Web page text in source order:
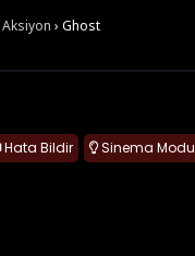
Aksiyon › Ghost
Hata Bildir Sinema Modu